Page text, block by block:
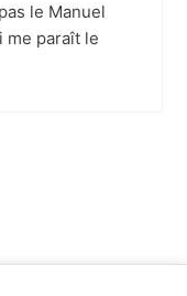
le Manuel
me paraît le